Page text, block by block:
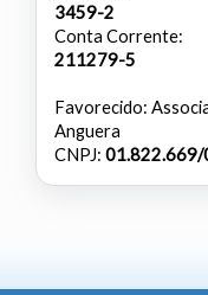
3459-2
Conta Corrente:
211279-5
Favorecido:
Anguera
CNPJ: